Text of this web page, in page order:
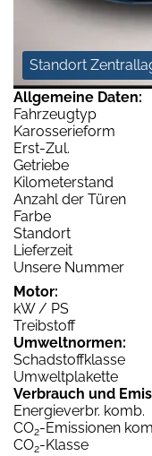
Standort
Allgemeine Daten:
Fahrzeugtyp
Karosserieform
Erst-Zul.
Getriebe
Kilometerstand
Anzahl der Türen
Farbe
Standort
Lieferzeit
Unsere Nummer
Motor:
kW / PS
Treibstoff
Umweltnormen:
Schadstoffklasse
Umweltplakette
Verbrauch und
Energieverbr. komb.
CO2-Emissionen
CO2-Klasse